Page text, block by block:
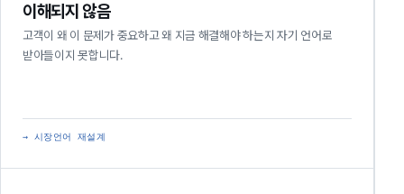
이해되지 않음
고객이 왜 이 문제가 중요하고 왜 지금 해결해야 하는지 자기 언어로
받아들이지 못합니다.
→ 시장언어 재설계